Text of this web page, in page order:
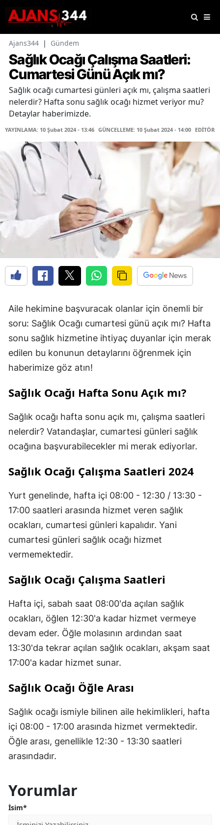
Ajans344 | Gündem
Sağlık Ocağı Çalışma Saatleri:
Cumartesi Günü Açık mı?
Sağlık ocağı cumartesi günleri açık mı, çalışma saatleri
nelerdir? Hafta sonu sağlık ocağı hizmet veriyor mu?
Detaylar haberimizde.
YAYINLAMA: 10 Şubat 2024 - 13:46 GÜNCELLEME: 10 Şubat 2024 - 14:00
Aile hekimine başvuracak olanlar için önemli bir
soru: Sağlık Ocağı cumartesi günü açık mı? Hafta
sonu sağlık hizmetine ihtiyaç duyanlar için merak
edilen bu konunun detaylarını öğrenmek için
haberimize göz atın!
Sağlık Ocağı Hafta Sonu Açık mı?
Sağlık ocağı hafta sonu açık mı, çalışma saatleri
nelerdir? Vatandaşlar, cumartesi günleri sağlık
ocağına başvurabilecekler mi merak ediyorlar.
Sağlık Ocağı Çalışma Saatleri 2024
Yurt genelinde, hafta içi 08:00 - 12:30 / 13:30 -
17:00 saatleri arasında hizmet veren sağlık
ocakları, cumartesi günleri kapalıdır. Yani
cumartesi günleri sağlık ocağı hizmet
vermemektedir.
Sağlık Ocağı Çalışma Saatleri
Hafta içi, sabah saat 08:00'da açılan sağlık
ocakları, öğlen 12:30'a kadar hizmet vermeye
devam eder. Öğle molasının ardından saat
13:30'da tekrar açılan sağlık ocakları, akşam saat
17:00'a kadar hizmet sunar.
Sağlık Ocağı Öğle Arası
Sağlık ocağı ismiyle bilinen aile hekimlikleri, hafta
içi 08:00 - 17:00 arasında hizmet vermektedir.
Öğle arası, genellikle 12:30 - 13:30 saatleri
arasındadır.
Yorumlar
İsim*